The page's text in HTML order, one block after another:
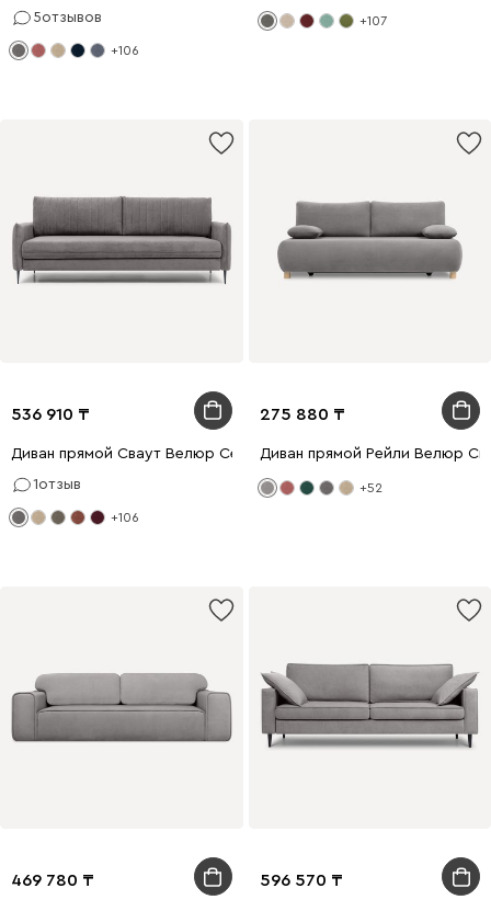
5отзывов
+106
+107
536 910
Диван прямой Сваут Велюр Серый
1отзыв
+106
275 880
Диван прямой Рейли Велюр
+52
469 780 596 570